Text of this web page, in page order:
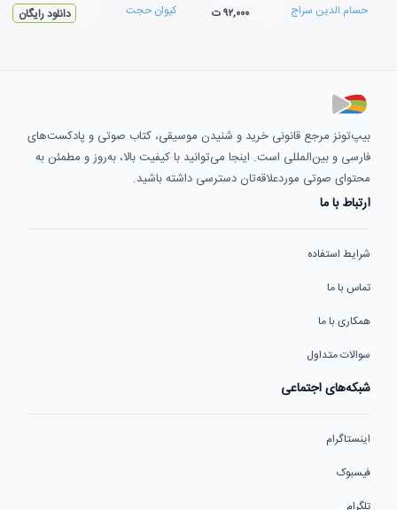
حسام الدین سراج ۹۲,۰۰۰ ت کیوان حجت دانلود رایگان
بیپ‌تونز مرجع قانونی خرید و شنیدن موسیقی، کتاب صوتی و پادکست‌های
فارسی و بین‌المللی است. اینجا می‌توانید با کیفیت بالا، به‌روز و مطمئن به
محتوای صوتی موردعلاقه‌تان دسترسی داشته باشید.
ارتباط با ما
شرایط استفاده
تماس با ما
همکاری با ما
سوالات متداول
شبکه‌های اجتماعی
اینستاگرام
فیسبوک
تلگرام